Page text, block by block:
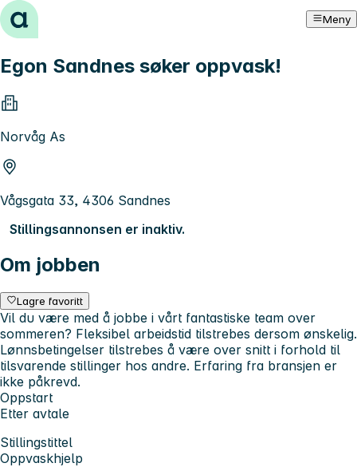
Hopp til innhold Meny
Egon Sandnes søker oppvask!
Norvåg As
Vågsgata 33, 4306 Sandnes
Stillingsannonsen er inaktiv.
Om jobben
Lagre favoritt
Vil du være med å jobbe i vårt fantastiske team over
sommeren? Fleksibel arbeidstid tilstrebes dersom ønskelig.
Lønnsbetingelser tilstrebes å være over snitt i forhold til
tilsvarende stillinger hos andre. Erfaring fra bransjen er
ikke påkrevd.
Oppstart
Etter avtale
Stillingstittel
Oppvaskhjelp